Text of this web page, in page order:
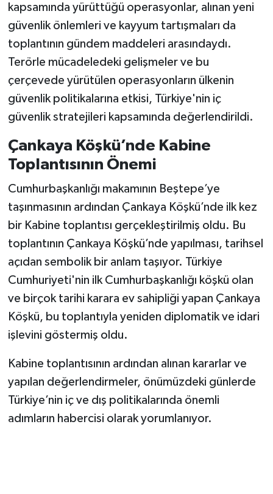
kapsamında yürüttüğü operasyonlar, alınan yeni
güvenlik önlemleri ve kayyum tartışmaları da
toplantının gündem maddeleri arasındaydı.
Terörle mücadeledeki gelişmeler ve bu
çerçevede yürütülen operasyonların ülkenin
güvenlik politikalarına etkisi, Türkiye'nin iç
güvenlik stratejileri kapsamında değerlendirildi.
Çankaya Köşkü’nde Kabine
Toplantısının Önemi
Cumhurbaşkanlığı makamının Beştepe’ye
taşınmasının ardından Çankaya Köşkü’nde ilk kez
bir Kabine toplantısı gerçekleştirilmiş oldu. Bu
toplantının Çankaya Köşkü’nde yapılması, tarihsel
açıdan sembolik bir anlam taşıyor. Türkiye
Cumhuriyeti'nin ilk Cumhurbaşkanlığı köşkü olan
ve birçok tarihi karara ev sahipliği yapan Çankaya
Köşkü, bu toplantıyla yeniden diplomatik ve idari
işlevini göstermiş oldu.
Kabine toplantısının ardından alınan kararlar ve
yapılan değerlendirmeler, önümüzdeki günlerde
Türkiye’nin iç ve dış politikalarında önemli
adımların habercisi olarak yorumlanıyor.